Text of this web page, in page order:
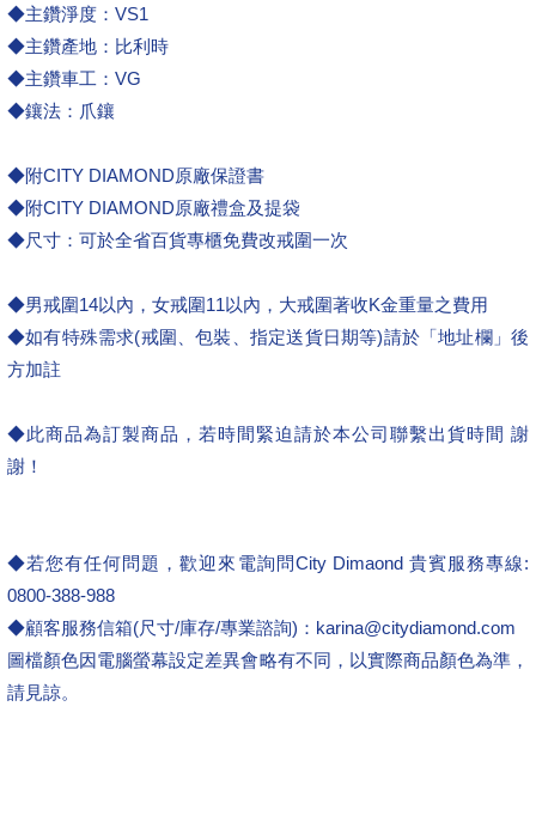
◆主鑽淨度：VS1
◆主鑽產地：比利時
◆主鑽車工：VG
◆鑲法：爪鑲
◆附CITY DIAMOND原廠保證書
◆附CITY DIAMOND原廠禮盒及提袋
◆尺寸：可於全省百貨專櫃免費改戒圍一次
◆男戒圍14以內，女戒圍11以內，大戒圍著收K金重量之費用
◆如有特殊需求(戒圍、包裝、指定送貨日期等)請於「地址欄」後
方加註
◆此商品為訂製商品，若時間緊迫請於本公司聯繫出貨時間 謝
謝！
◆若您有任何問題，歡迎來電詢問City Dimaond 貴賓服務專線:
0800-388-988
◆顧客服務信箱(尺寸/庫存/專業諮詢)：karina@citydiamond.com
圖檔顏色因電腦螢幕設定差異會略有不同，以實際商品顏色為準，
請見諒。